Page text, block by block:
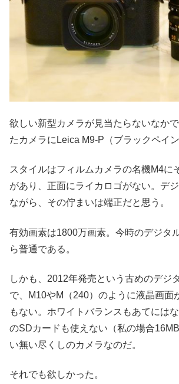
欲しい新型カメラが見当たらないなか
たカメラにLeica M9-P（ブラックペイン
スタイルはフィルムカメラの名機M4に
があり、正面にライカロゴがない。デ
ながら、その佇まいは端正だと思う。
有効画素は1800万画素。今時のデジタ
ら普通である。
しかも、2012年発売という古めのデジ
で、M10やM（240）のように液晶画面
もない。ホワイトバランスもあてには
のSDカードも使えない（私の場合
い無い尽くしのカメラなのだ。
それでも欲しかった。